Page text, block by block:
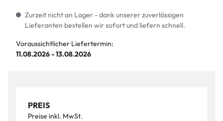
Zurzeit nicht an Lager - dank unserer zuverlässigen
Lieferanten bestellen wir sofort und liefern schnell.
Voraussichtlicher Liefertermin:
11.08.2026 - 13.08.2026
PREIS
Preise inkl. MwSt.